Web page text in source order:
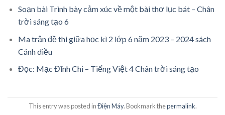
Soạn bài Trình bày cảm xúc về một bài thơ lục bát – Chân
trời sáng tạo 6
Ma trận đề thi giữa học kì 2 lớp 6 năm 2023 – 2024 sách
Cánh diều
Đọc: Mạc Đĩnh Chi – Tiếng Việt 4 Chân trời sáng tạo
This entry was posted inĐiện Máy. Bookmark thepermalink.